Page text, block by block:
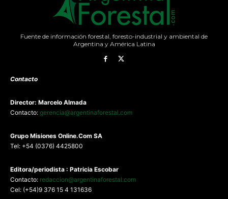
Fuente de información forestal, foresto-industrial y ambiental de
Argentina y América Latina
Contacto
Director: Marcelo Almada
Contacto: gerencia@argentinaforestal.com
Grupo Misiones Online.Com SA
Tel: +54 (0376) 4425800
Editora/periodista : Patricia Escobar
Contacto: redaccion@argentinaforestal.com
Cel: (+54)9 376 15 4 131636